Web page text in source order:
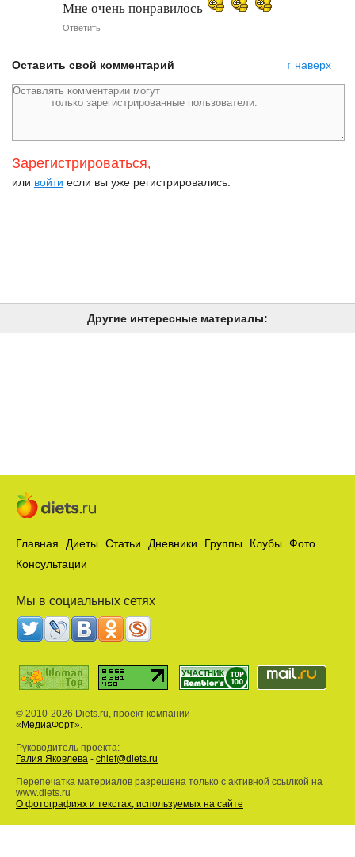
Мне очень понравилось
Ответить
↑ наверх
Оставить свой комментарий
Зарегистрироваться,
или войти если вы уже регистрировались.
Другие интересные материалы:
Главная Диеты Статьи Дневники Группы Клубы
Фото
Консультации
Мы в социальных сетях
© 2010-2026 Diets.ru, проект компании
« МедиаФорт».
Руководитель проекта:
Галия Яковлева - chief@diets.ru
Перепечатка материалов разрешена только с активной ссылкой на
www.diets.ru
О фотографиях и текстах, используемых на сайте